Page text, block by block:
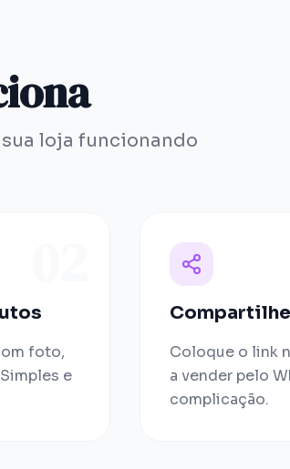
loja funcionando
foto,
e
Coloque o link
a vender pelo
complicação.